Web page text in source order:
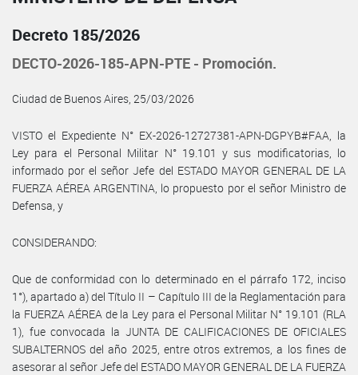
Decreto 185/2026
DECTO-2026-185-APN-PTE - Promoción.
Ciudad de Buenos Aires, 25/03/2026
VISTO el Expediente N° EX-2026-12727381-APN-DGPYB#FAA, la
Ley para el Personal Militar N° 19.101 y sus modificatorias, lo
informado por el señor Jefe del ESTADO MAYOR GENERAL DE LA
FUERZA AÉREA ARGENTINA, lo propuesto por el señor Ministro de
Defensa, y
CONSIDERANDO:
Que de conformidad con lo determinado en el párrafo 172, inciso
1°), apartado a) del Título II – Capítulo III de la Reglamentación para
la FUERZA AÉREA de la Ley para el Personal Militar N° 19.101 (RLA
1), fue convocada la JUNTA DE CALIFICACIONES DE OFICIALES
SUBALTERNOS del año 2025, entre otros extremos, a los fines de
asesorar al señor Jefe del ESTADO MAYOR GENERAL DE LA FUERZA